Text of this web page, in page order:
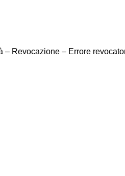
Revocazione – Errore